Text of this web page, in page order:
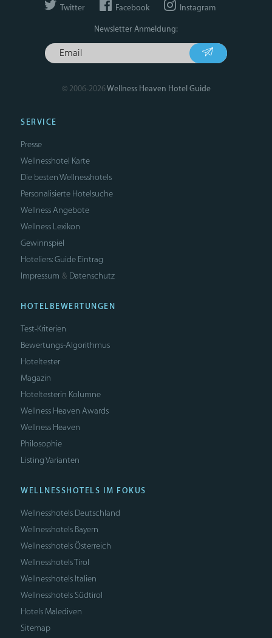
Twitter Facebook Instagram
Newsletter Anmeldung:
© 2006-2026Wellness Heaven Hotel Guide
SERVICE
Presse
Wellnesshotel Karte
Die besten Wellnesshotels
Personalisierte Hotelsuche
Wellness Angebote
Wellness Lexikon
Gewinnspiel
Hoteliers: Guide Eintrag
Impressum & Datenschutz
HOTELBEWERTUNGEN
Test-Kriterien
Bewertungs-Algorithmus
Hoteltester
Magazin
Hoteltesterin Kolumne
Wellness Heaven Awards
Wellness Heaven
Philosophie
Listing Varianten
WELLNESSHOTELS IM FOKUS
Wellnesshotels Deutschland
Wellnesshotels Bayern
Wellnesshotels Österreich
Wellnesshotels Tirol
Wellnesshotels Italien
Wellnesshotels Südtirol
Hotels Malediven
Sitemap